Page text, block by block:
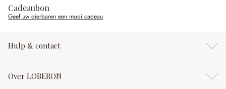
Cadeaubon
Geef uw dierbaren een mooi cadeau
Hulp & contact
Over LOBERON